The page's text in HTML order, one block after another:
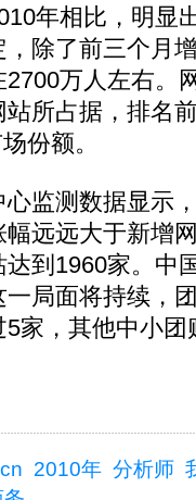
年相比，明显
除了前三个月
万人左右。
所占据，排名
份额。
测数据显示
远远大于新增
到1960家。中
局面将持续，
家，其他中小
cn 2010年 分析师